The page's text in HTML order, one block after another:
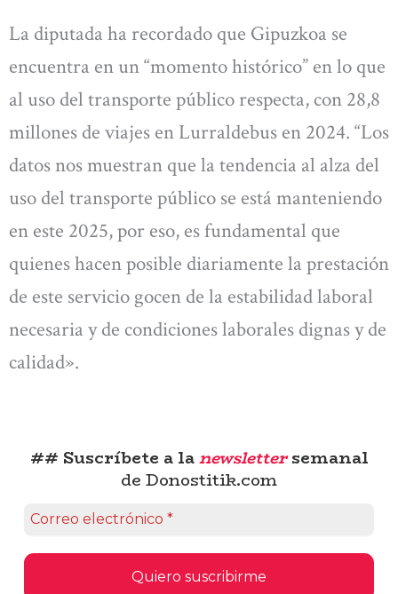
La diputada ha recordado que Gipuzkoa se
encuentra en un “momento histórico” en lo que
al uso del transporte público respecta, con 28,8
millones de viajes en Lurraldebus en 2024. “Los
datos nos muestran que la tendencia al alza del
uso del transporte público se está manteniendo
en este 2025, por eso, es fundamental que
quienes hacen posible diariamente la prestación
de este servicio gocen de la estabilidad laboral
necesaria y de condiciones laborales dignas y de
calidad».
## Suscríbete a lanewslettersemanal
de Donostitik.com